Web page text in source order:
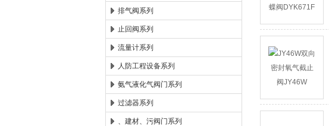
排气阀系列
止回阀系列
流量计系列
人防工程设备系列
氨气液化气阀门系列
过滤器系列
、建材、污阀门系列